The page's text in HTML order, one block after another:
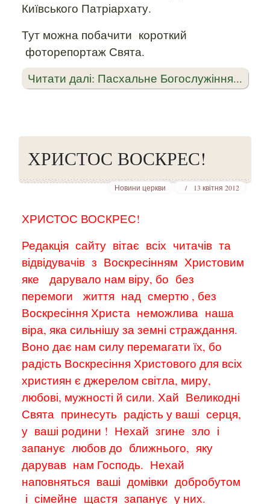
Київського Патріархату.
Тут можна побачити короткий
фоторепортаж Свята.
Читати далі: Пасхальне Богослужіння...
ХРИСТОС ВОСКРЕС!
Новини церкви 13 квітня 2012
ХРИСТОС ВОСКРЕС!
Редакція сайту вітає всіх читачів та
відвідувачів з Воскресінням Христовим
яке
дарувало нам віру, бо без
перемоги
життя над смертю , без
Воскресіння Христа неможлива наша
віра, яка сильнішу за земні страждання.
Воно дає нам силу перемагати їх, бо
радість Воскресіння Христового для всіх
християн є джерелом світла, миру,
любові, мужності й сили. Хай Великодні
Свята принесуть радість у ваші серця,
у ваші родини ! Нехай згине зло і
запанує любов до ближнього, яку
дарував нам Господь. Нехай
наповняться ваші домівки добробутом
і сімейне щастя запанує у них.